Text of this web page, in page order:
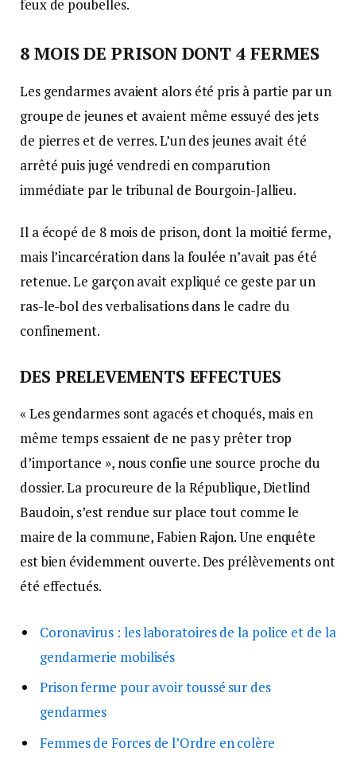
feux de poubelles.
8 MOIS DE PRISON DONT 4 FERMES
Les gendarmes avaient alors été pris à partie par un
groupe de jeunes et avaient même essuyé des jets
de pierres et de verres. L’un des jeunes avait été
arrêté puis jugé vendredi en comparution
immédiate par le tribunal de Bourgoin-Jallieu.
Il a écopé de 8 mois de prison, dont la moitié ferme,
mais l’incarcération dans la foulée n’avait pas été
retenue. Le garçon avait expliqué ce geste par un
ras-le-bol des verbalisations dans le cadre du
confinement.
DES PRELEVEMENTS EFFECTUES
« Les gendarmes sont agacés et choqués, mais en
même temps essaient de ne pas y prêter trop
d’importance », nous confie une source proche du
dossier. La procureure de la République, Dietlind
Baudoin, s’est rendue sur place tout comme le
maire de la commune, Fabien Rajon. Une enquête
est bien évidemment ouverte. Des prélèvements ont
été effectués.
Coronavirus : les laboratoires de la police et de la
gendarmerie mobilisés
Prison ferme pour avoir toussé sur des
gendarmes
Femmes de Forces de l’Ordre en colère